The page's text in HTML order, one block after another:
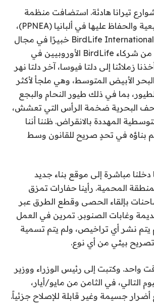
شوارع تيرانا هادئة. استضافت منظمة
حماية البيئة الطبيعية والحفاظ عليها في ألبانيا (PPNEA)،
وهي شريك لـ BirdLife International، 19 خبيرًا في مجال
الحفاظ على البيئة من شركاء BirdLife الأوروبيين في
زملائنا إلى دلتا فيوسا، آخر دلتا نهر
الأبيض المتوسط، وهي ملجأ لأكثر
من الطيور، بما في ذلك طيور النحام والبجع
البحرية ضخمة الرأس التي تعشش،
المهددة بالانقراض. ظننا أننا
بناؤه في تحدٍ صريح للقانون وسط
دخلنا مباشرة إلى موقع بناء جديد
المحمية. رأينا حفارات تمزق
بإلقاء الحصى وقطع الطرق عبر
وغابات الصنوبر. تمرين في العمل
يتم نشر أي تراخيص، ولم يتم تسمية
بيئي من أي نوع.
واحد. وكتبت إلى رئيس الوزراء ووزير
التالي، في الثامن من مايو/أيار،
جسيمة وغير قابلة للإصلاح جزئياً.